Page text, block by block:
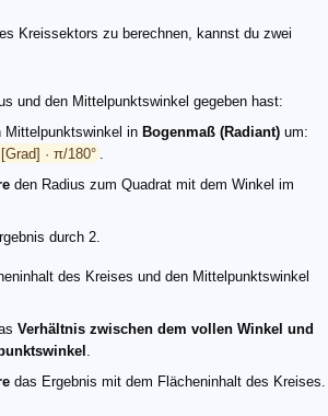
Kreissektors zu berechnen, kannst du zwei
und den Mittelpunktswinkel gegeben hast:
Mittelpunktswinkel in Bogenmaß (Radiant) um:
· π/180°
den Radius zum Quadrat mit dem Winkel im
durch 2.
des Kreises und den Mittelpunktswinkel
Verhältnis zwischen dem vollen Winkel und
das Ergebnis mit dem Flächeninhalt des Kreises.